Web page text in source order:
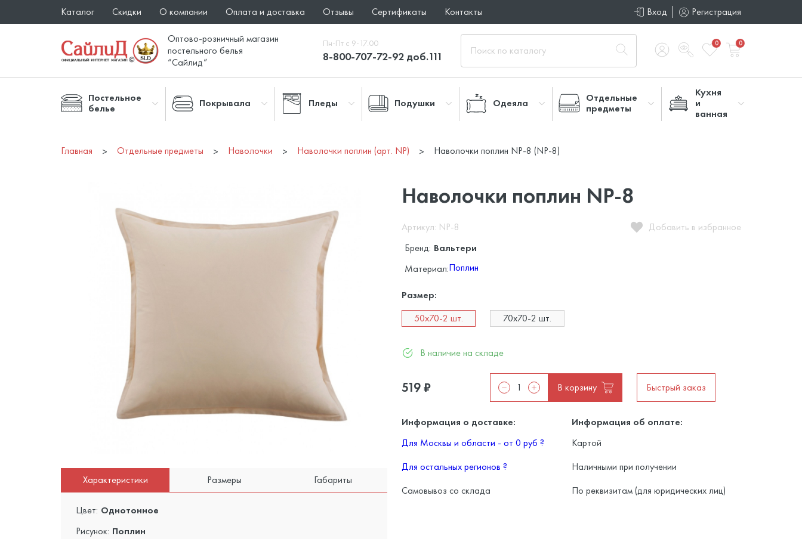
Каталог Скидки О компании Оплата и доставка Отзывы Сертификаты Контакты Вход Регистрация
Оптово-розничный магазин
постельного белья
“Сайлид”
Пн-Пт с 9-17.00
8-800-707-72-92 доб.111
0 0
Постельное
белье
Покрывала Пледы Подушки Одеяла
Отдельные
предметы
Кухня
и
ванная
Главная Отдельные предметы Наволочки Наволочки поплин (арт. NP) Наволочки поплин NP-8 (NP-8)
Характеристики Размеры Габариты
Цвет: Однотонное
Рисунок: Поплин
Наволочки поплин NP-8
Артикул: NP-8
Добавить в избранное
Бренд: Вальтери
Материал:Поплин
Размер:
50x70-2 шт.
70x70-2 шт.
В наличие на складе
519₽ В корзину Быстрый заказ
Информация о доставке:
Для Москвы и области - от 0 руб?
Для остальных регионов?
Самовывоз со склада
Информация об оплате:
Картой
Наличными при получении
По реквизитам (для юридических лиц)